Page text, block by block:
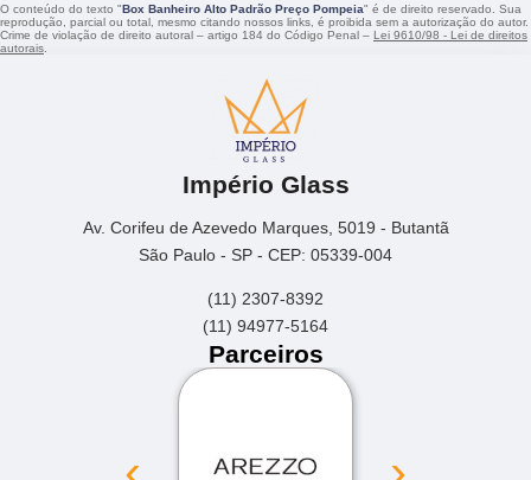
O conteúdo do texto "Box Banheiro Alto Padrão Preço Pompeia" é de direito reservado. Sua
reprodução, parcial ou total, mesmo citando nossos links, é proibida sem a autorização do autor.
Crime de violação de direito autoral – artigo 184 do Código Penal – Lei 9610/98 - Lei de direitos
autorais
Império Glass
Av. Corifeu de Azevedo Marques, 5019 - Butantã
São Paulo - SP - CEP: 05339-004
(11) 2307-8392
(11) 94977-5164
Parceiros